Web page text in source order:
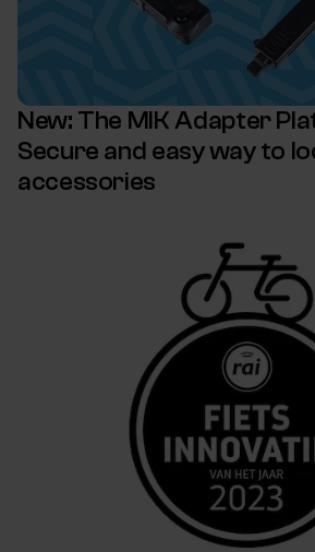
New: The MIK Adapter
Secure and easy way to
accessories